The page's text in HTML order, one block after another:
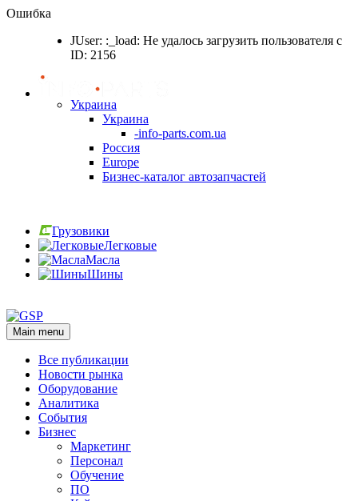
Ошибка
JUser: :_load: Не удалось загрузить пользователя с
ID: 2156
Украина
Украина
-info-parts.com.ua
Россия
Europe
Бизнес-каталог автозапчастей
Грузовики
Легковые
Масла
Шины
Main menu
Все публикации
Новости рынка
Оборудование
Аналитика
События
Бизнес
Маркетинг
Персонал
Обучение
ПО